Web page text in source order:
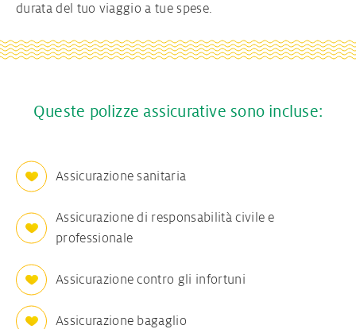
durata del tuo viaggio a tue spese.
Queste polizze assicurative sono incluse:
Assicurazione sanitaria
Assicurazione di responsabilità civile e
professionale
Assicurazione contro gli infortuni
Assicurazione bagaglio